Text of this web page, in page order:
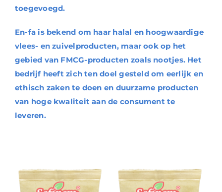
toegevoegd.
En-fa is bekend om haar halal en hoogwaardige
vlees- en zuivelproducten, maar ook op het
gebied van FMCG-producten zoals nootjes. Het
bedrijf heeft zich ten doel gesteld om eerlijk en
ethisch zaken te doen en duurzame producten
van hoge kwaliteit aan de consument te
leveren.